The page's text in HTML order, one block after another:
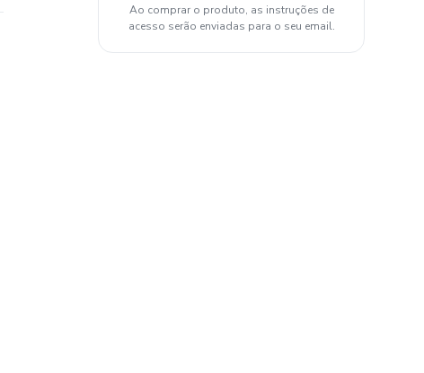
Ao comprar o produto, as instruções de
acesso serão enviadas para o seu email.